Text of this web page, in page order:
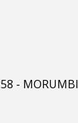
- MORUMBI